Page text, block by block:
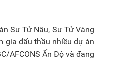
Sư Tử Nâu, Sư Tử Vàng
gia đấu thầu nhiều dự án
AFCONS Ấn Độ và đang